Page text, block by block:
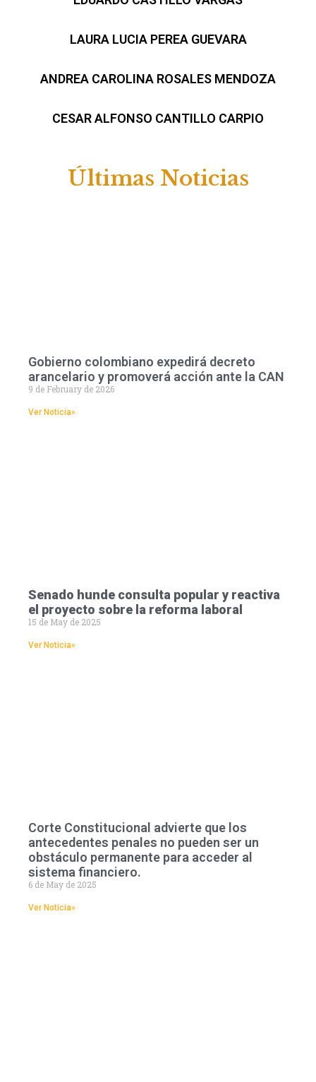
LAURA LUCIA PEREA GUEVARA
ANDREA CAROLINA ROSALES MENDOZA
CESAR ALFONSO CANTILLO CARPIO
Últimas Noticias
Gobierno colombiano expedirá decreto
arancelario y promoverá acción ante la CAN
9 de February de 2026
Ver Noticia»
Senado hunde consulta popular y reactiva
el proyecto sobre la reforma laboral
15 de May de 2025
Ver Noticia»
Corte Constitucional advierte que los
antecedentes penales no pueden ser un
obstáculo permanente para acceder al
sistema financiero.
6 de May de 2025
Ver Noticia»